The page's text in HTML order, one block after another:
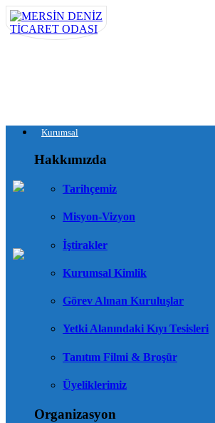
Kurumsal
Hakkımızda
Tarihçemiz
Misyon-Vizyon
İştirakler
Kurumsal Kimlik
Görev Alınan Kuruluşlar
Yetki Alanındaki Kıyı Tesisleri
Tanıtım Filmi & Broşür
Üyeliklerimiz
Organizasyon